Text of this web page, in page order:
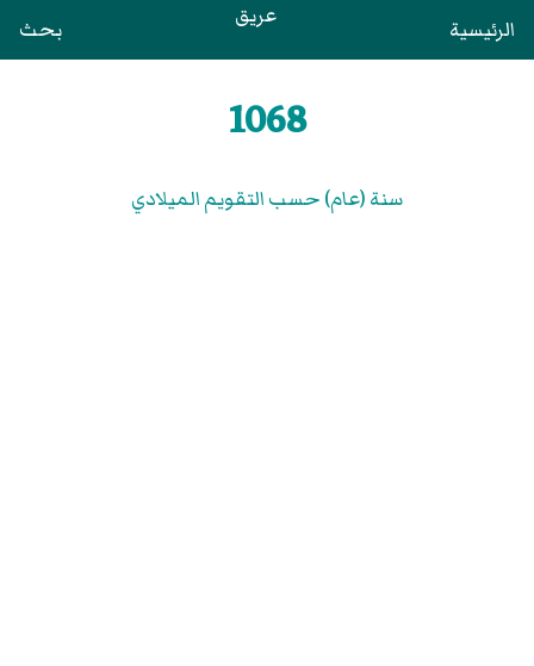
الرئيسية عريق بحث
1068
سنة (عام) حسب التقويم الميلادي